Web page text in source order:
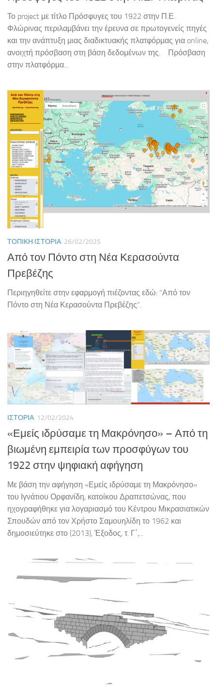
Το project με τίτλο Πρόσφυγες του 1922 στην Π.Ε.
Φλώρινας περιλαμβάνει την έρευνα σε πρωτογενείς πηγές
και την ανάπτυξη μιας διαδικτυακής πλατφόρμας για online,
ανοιχτή πρόσβαση στη βάση δεδομένων της. Πρόσβαση
στην πλατφόρμα...
ΤΟΠΙΚΉ ΙΣΤΟΡΊΑ 26/02/2025
Από τον Πόντο στη Νέα Κερασούντα
Πρεβέζης
Περιηγηθείτε στην εφαρμογή πιέζοντας εδώ: “Από τον
Πόντο στη Νέα Κερασούντα Πρεβέζης“.
ΙΣΤΟΡΊΑ 12/02/2024
«Εμείς ιδρύσαμε τη Μακρόνησο» – Από τη
βιωμένη εμπειρία των προσφύγων του
1922 στην ψηφιακή αφήγηση
Με βάση την αφήγηση «Εμείς ιδρύσαμε τη Μακρόνησο»
του Ιγνάτιου Ορφανίδη, κατοίκου Δραπετσώνας, που
ηχογραφήθηκε για λογαριασμό του Κέντρου Μικρασιατικών
Σπουδών από τον Χρήστο Σαμουηλίδη το 1962 και
δημοσιεύτηκε στο (2013), Έξοδος, τ. Γ΄,...